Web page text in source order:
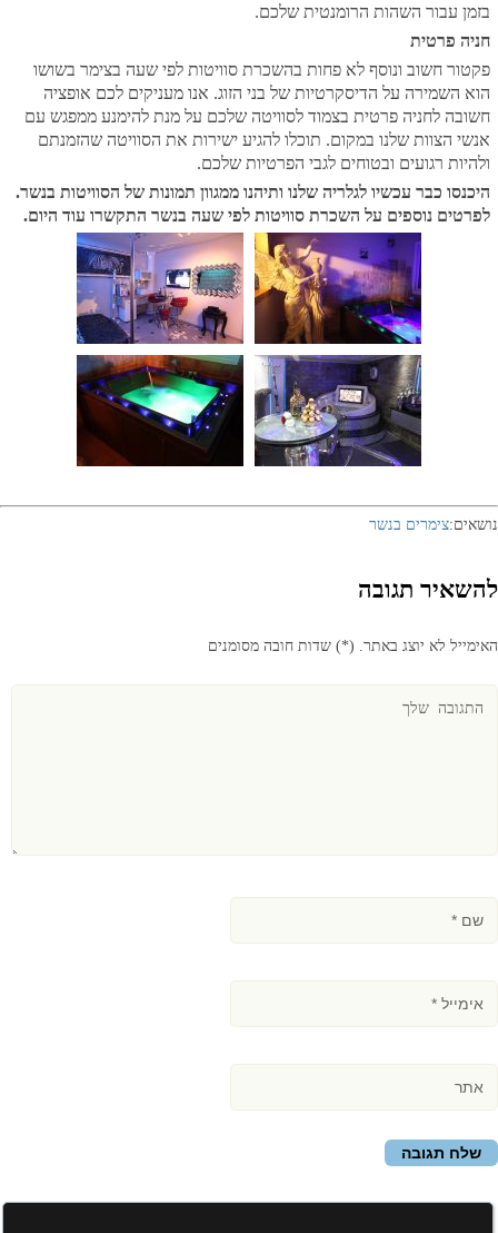
בזמן עבור השהות הרומנטית שלכם.
חניה פרטית
פקטור חשוב ונוסף לא פחות בהשכרת סוויטות לפי שעה בצימר בשושו
הוא השמירה על הדיסקרטיות של בני הזוג. אנו מעניקים לכם אופציה
חשובה לחניה פרטית בצמוד לסוויטה שלכם על מנת להימנע ממפגש עם
אנשי הצוות שלנו במקום. תוכלו להגיע ישירות את הסוויטה שהזמנתם
ולהיות רגועים ובטוחים לגבי הפרטיות שלכם.
היכנסו כבר עכשיו לגלריה שלנו ותיהנו ממגוון תמונות של הסוויטות בנשר.
לפרטים נוספים על השכרת סוויטות לפי שעה בנשר התקשרו עוד היום.
נושאים:צימרים בנשר
להשאיר תגובה
האימייל לא יוצג באתר. (
*) שדות חובה מסומנים